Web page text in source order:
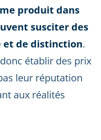
produit dans
susciter des
de distinction.
établir des prix
leur réputation
aux réalités